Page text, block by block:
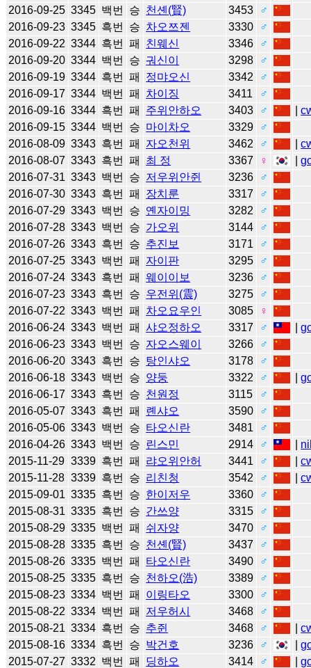
2016-09-25 3345 백번 승 천셴(賢) 3453
♂
2016-09-23 3345 흑번 승 차오쯔젠 3330
♂
2016-09-22 3344 흑번 패 친웨신 3346
♂
2016-09-20 3344 백번 승 궈신이 3298
♂
2016-09-19 3344 흑번 패 정먀오신 3342
♂
2016-09-17 3344 백번 패 차이징 3411
♂
2016-09-16 3344 흑번 패 주위안하오 3403 ♂ |
2016-09-15 3344 백번 승 마이차오 3329
♂
2016-08-09 3343 흑번 패 자오천위 3462 ♂ |
2016-08-07 3343 흑번 패 최 정 3367 ♀ |
2016-07-31 3343 백번 승 저우위안쥔 3236
♂
2016-07-30 3343 흑번 패 장치룬 3317
♂
2016-07-29 3343 백번 승 옌자이밍 3282
♂
2016-07-28 3343 백번 승 가오위 3144
♂
2016-07-26 3343 흑번 승 추진보 3171
♂
2016-07-25 3343 백번 패 자이판 3295
♂
2016-07-24 3343 흑번 패 웨이이보 3236
♂
2016-07-23 3343 흑번 승 우전위(震) 3275
♂
2016-07-22 3343 백번 패 차오요우인 3085
♀
2016-06-24 3343 백번 패 샤오정하오 3317 ♂ |
2016-06-23 3343 백번 승 자오스웨이 3266
♂
2016-06-20 3343 흑번 승 탕인샤오 3178
♂
2016-06-18 3343 백번 승 양둥 3322 ♂ |
2016-06-17 3343 흑번 승 천원정 3115
♂
2016-05-07 3343 흑번 패 롄샤오 3590
♂
2016-05-06 3343 백번 승 타오신란 3481
♂
2016-04-26 3343 백번 승 린스민 2914 ♂
2015-11-29 3339 흑번 패 랴오위안허 3441 ♂ |
2015-11-28 3339 흑번 승 리친청 3542 ♂ |
2015-09-01 3335 흑번 승 한이저우 3360
♂
2015-08-31 3335 흑번 승 간쓰양 3315
♂
2015-08-29 3335 백번 패 쉬자양 3470
♂
2015-08-28 3335 흑번 승 천셴(賢) 3437
♂
2015-08-26 3335 백번 패 타오신란 3490
♂
2015-08-25 3335 흑번 승 천하오(浩) 3389
♂
2015-08-23 3334 백번 패 이링타오 3300
♂
2015-08-22 3334 백번 패 저우허시 3468
♂
2015-08-21 3334 흑번 승 추쥔 3468 ♂ |
2015-08-16 3334 흑번 승 박건호 3236 ♂ |
2015-07-27 3332 백번 패 딩하오 3414 ♂ |